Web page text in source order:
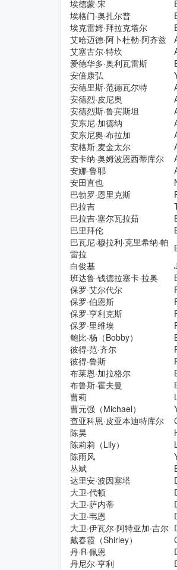
埃德蒙·宋
埃格门·奥扎尔普
埃克雷姆·拜拉克塔尔
艾哈迈德·阿卜杜勒·阿齐兹
艾塞古尔·特坎
爱德华多·奥利瓦雷斯
安倍康弘
安德里斯·范德瓦尔特
安德烈·皮尼奥
安德烈斯·鲁宾斯坦
安东尼·加德纳
安东尼奥·布拉加
安格斯·麦金太尔
安卡纳·奥姆波恩西蒂库尔
安娜·鲁耶
安田直也
巴勃罗·恩里克斯
巴拉吉
巴拉吉·塞尔瓦拉茹
巴里拜伦
巴瓦尼·穆拉利·克里希纳·帕
雷拉
白俊基
班达鲁·钱德拉塞卡·拉奥
保罗·艾尔代尔
保罗·伯恩斯
保罗·亨利克斯
保罗·里维埃
鲍比·杨（Bobby）
彼得·范·齐尔
彼得·鲁斯
布莱恩·加拉格尔
布鲁斯·霍夫曼
曹莉
曹元强（Michael）
查亚科恩·皮亚本迪特库尔
陈昊
陈莉莉（Lily）
陈雨风
丛斌
达里安·波因塞塔
大卫·代顿
大卫·萨内蒂
大卫·韦恩
大卫·伊瓦尔·阿特亚加·吉尔
戴春霞（Shirley）
丹·R·佩恩
丹尼尔·亨利